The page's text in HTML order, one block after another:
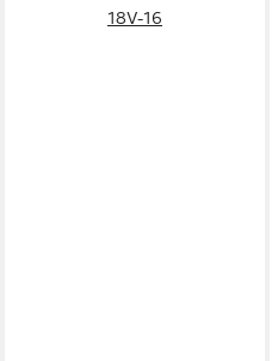
18V-16